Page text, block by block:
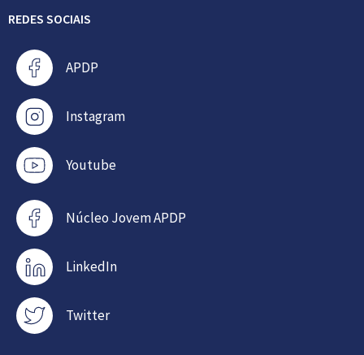
REDES SOCIAIS
APDP
Instagram
Youtube
Núcleo Jovem APDP
LinkedIn
Twitter